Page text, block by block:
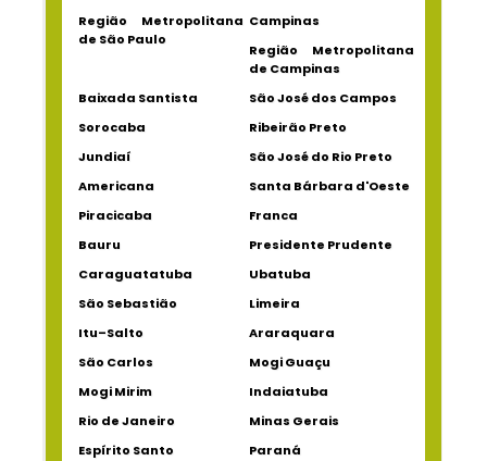
Região Metropolitana
de São Paulo
Campinas
Região Metropolitana
de Campinas
Baixada Santista
São José dos Campos
Sorocaba
Ribeirão Preto
Jundiaí
São José do Rio Preto
Americana
Santa Bárbara d'Oeste
Piracicaba
Franca
Bauru
Presidente Prudente
Caraguatatuba
Ubatuba
São Sebastião
Limeira
Itu–Salto
Araraquara
São Carlos
Mogi Guaçu
Mogi Mirim
Indaiatuba
Rio de Janeiro
Minas Gerais
Espírito Santo
Paraná